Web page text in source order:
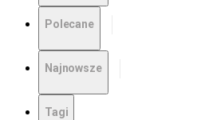
Polecane
Najnowsze
Tagi